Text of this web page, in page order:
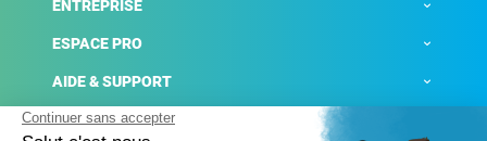
ENTREPRISE
ESPACE PRO
AIDE & SUPPORT
ACTUALITÉS